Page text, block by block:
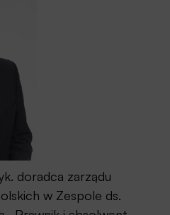
doradca zarządu
w Zespole ds.